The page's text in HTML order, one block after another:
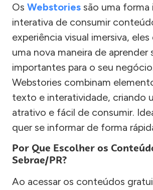
Os Webstories são uma forma
interativa de consumir
experiência visual imersiva,
uma nova maneira de aprender
importantes para o seu
Webstories combinam
texto e interatividade, criando
atrativo e fácil de consumir.
quer se informar de forma
Por Que Escolher os
Sebrae/PR?
Ao acessar os conteúdos